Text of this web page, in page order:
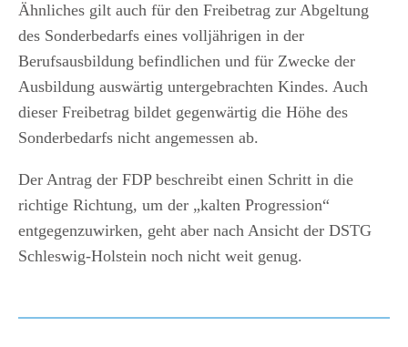
Ähnliches gilt auch für den Freibetrag zur Abgeltung
des Sonderbedarfs eines volljährigen in der
Berufsausbildung befindlichen und für Zwecke der
Ausbildung auswärtig untergebrachten Kindes. Auch
dieser Freibetrag bildet gegenwärtig die Höhe des
Sonderbedarfs nicht angemessen ab.
Der Antrag der FDP beschreibt einen Schritt in die
richtige Richtung, um der „kalten Progression“
entgegenzuwirken, geht aber nach Ansicht der DSTG
Schleswig-Holstein noch nicht weit genug.